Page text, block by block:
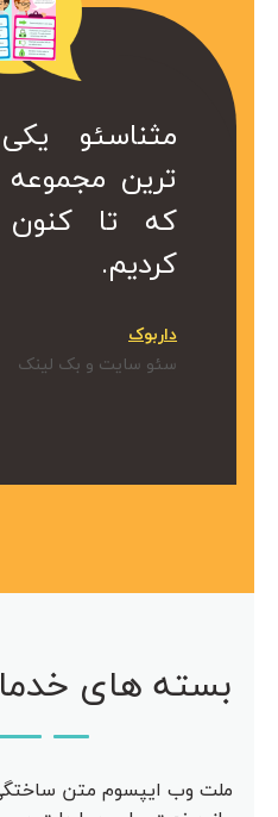
مثناسئو
ترین
که تا کنون
کردیم.
داربوک
سئو سایت و بک لینک
مجموعه در
هست.
کمتر از یک
ارزشمند
کا سال ها
از خدمات
استفاده
از متعهد
هایی هست
باهاش کار
بسته های
ملت وب ایپسوم متن